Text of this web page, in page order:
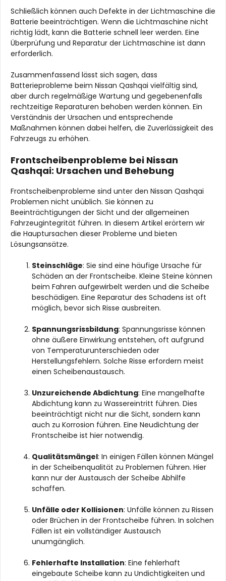
Schließlich können auch Defekte in der Lichtmaschine die
Batterie beeinträchtigen. Wenn die Lichtmaschine nicht
richtig lädt, kann die Batterie schnell leer werden. Eine
Überprüfung und Reparatur der Lichtmaschine ist dann
erforderlich.
Zusammenfassend lässt sich sagen, dass
Batterieprobleme beim Nissan Qashqai vielfältig sind,
aber durch regelmäßige Wartung und gegebenenfalls
rechtzeitige Reparaturen behoben werden können. Ein
Verständnis der Ursachen und entsprechende
Maßnahmen können dabei helfen, die Zuverlässigkeit des
Fahrzeugs zu erhöhen.
Frontscheibenprobleme bei Nissan
Qashqai: Ursachen und Behebung
Frontscheibenprobleme sind unter den Nissan Qashqai
Problemen nicht unüblich. Sie können zu
Beeinträchtigungen der Sicht und der allgemeinen
Fahrzeugintegrität führen. In diesem Artikel erörtern wir
die Hauptursachen dieser Probleme und bieten
Lösungsansätze.
Steinschläge: Sie sind eine häufige Ursache für
Schäden an der Frontscheibe. Kleine Steine können
beim Fahren aufgewirbelt werden und die Scheibe
beschädigen. Eine Reparatur des Schadens ist oft
möglich, bevor sich Risse ausbreiten.
Spannungsrissbildung: Spannungsrisse können
ohne äußere Einwirkung entstehen, oft aufgrund
von Temperaturunterschieden oder
Herstellungsfehlern. Solche Risse erfordern meist
einen Scheibenaustausch.
Unzureichende Abdichtung: Eine mangelhafte
Abdichtung kann zu Wassereintritt führen. Dies
beeinträchtigt nicht nur die Sicht, sondern kann
auch zu Korrosion führen. Eine Neudichtung der
Frontscheibe ist hier notwendig.
Qualitätsmängel: In einigen Fällen können Mängel
in der Scheibenqualität zu Problemen führen. Hier
kann nur der Austausch der Scheibe Abhilfe
schaffen.
Unfälle oder Kollisionen: Unfälle können zu Rissen
oder Brüchen in der Frontscheibe führen. In solchen
Fällen ist ein vollständiger Austausch
unumgänglich.
Fehlerhafte Installation: Eine fehlerhaft
eingebaute Scheibe kann zu Undichtigkeiten und